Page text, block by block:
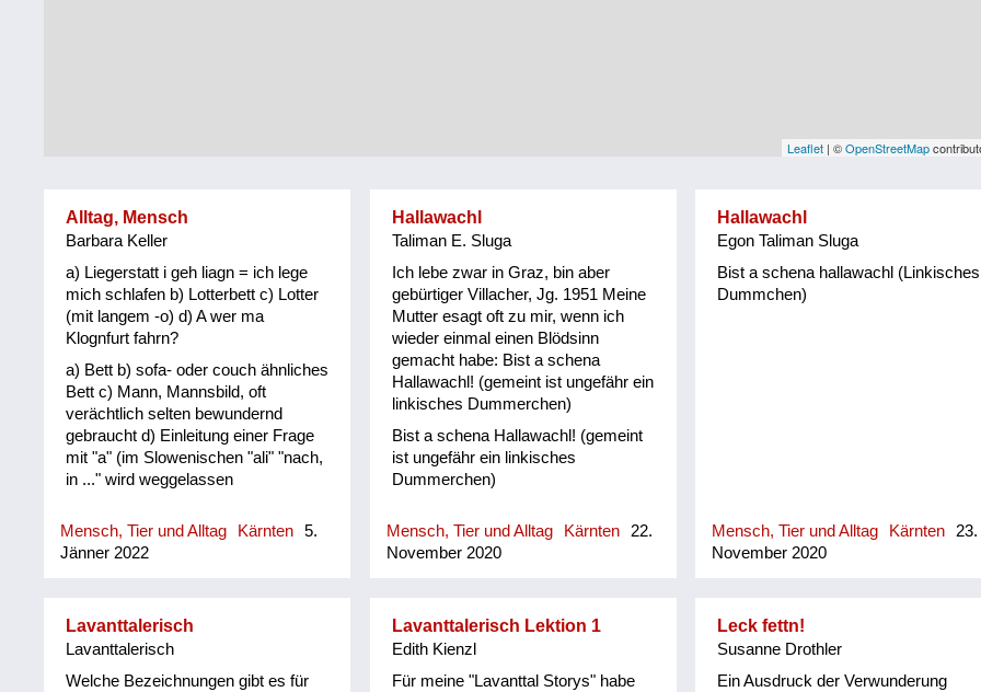
Leaflet | ©OpenStreetMap
Alltag, Mensch
Barbara Keller
a) Liegerstatt i geh liagn = ich lege
mich schlafen b) Lotterbett c) Lotter
(mit langem -o) d) A wer ma
Klognfurt fahrn?
a) Bett b) sofa- oder couch ähnliches
Bett c) Mann, Mannsbild, oft
verächtlich selten bewundernd
gebraucht d) Einleitung einer Frage
mit "a" (im Slowenischen "ali" "nach,
in ..." wird weggelassen
Mensch, Tier und Alltag Kärnten
5.
Jänner 2022
Hallawachl
Taliman E. Sluga
Ich lebe zwar in Graz, bin aber
gebürtiger Villacher, Jg. 1951 Meine
Mutter esagt oft zu mir, wenn ich
wieder einmal einen Blödsinn
gemacht habe: Bist a schena
Hallawachl! (gemeint ist ungefähr ein
linkisches Dummerchen)
Bist a schena Hallawachl! (gemeint
ist ungefähr ein linkisches
Dummerchen)
Mensch, Tier und Alltag Kärnten
22.
November 2020
Hallawachl
Egon Taliman Sluga
Bist a schena hallawachl (Linkisches
Dummchen)
Mensch, Tier und Alltag Kärnten
23.
November 2020
Lavanttalerisch
Lavanttalerisch
Welche Bezeichnungen gibt es für
Lavanttalerisch Lektion 1
Edith Kienzl
Für meine "Lavanttal Storys" habe
Leck fettn!
Susanne Drothler
Ein Ausdruck der Verwunderung